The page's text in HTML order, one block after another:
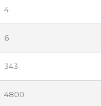
4
6
343
4800